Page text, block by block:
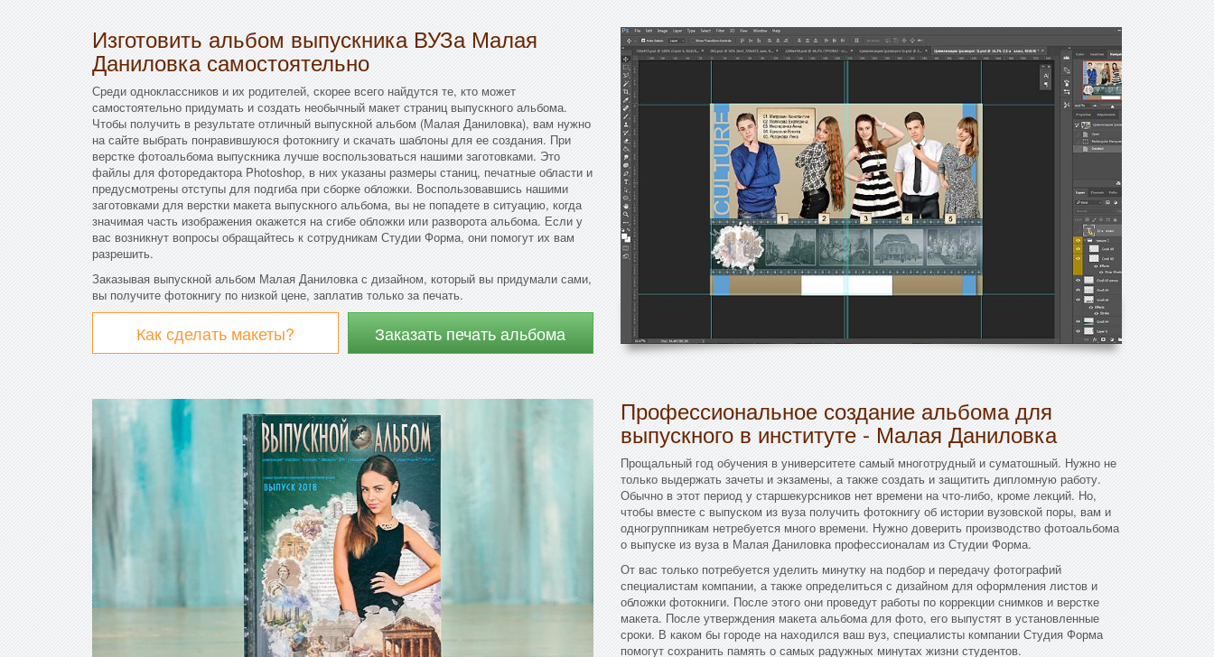
Изготовить альбом выпускника ВУЗа Малая
Даниловка самостоятельно
Среди одноклассников и их родителей, скорее всего найдутся те, кто может
самостоятельно придумать и создать необычный макет страниц выпускного альбома.
Чтобы получить в результате отличный выпускной альбом (Малая Даниловка), вам нужно
на сайте выбрать понравившуюся фотокнигу и скачать шаблоны для ее создания. При
верстке фотоальбома выпускника лучше воспользоваться нашими заготовками. Это
файлы для фоторедактора Photoshop, в них указаны размеры станиц, печатные области и
предусмотрены отступы для подгиба при сборке обложки. Воспользовавшись нашими
заготовками для верстки макета выпускного альбома, вы не попадете в ситуацию, когда
значимая часть изображения окажется на сгибе обложки или разворота альбома. Если у
вас возникнут вопросы обращайтесь к сотрудникам Студии Форма, они помогут их вам
разрешить.
Заказывая выпускной альбом Малая Даниловка с дизайном, который вы придумали сами,
вы получите фотокнигу по низкой цене, заплатив только за печать.
Как сделать макеты? Заказать печать альбома
Профессиональное создание альбома для
выпускного в институте - Малая Даниловка
Прощальный год обучения в университете самый многотрудный и суматошный. Нужно не
только выдержать зачеты и экзамены, а также создать и защитить дипломную работу.
Обычно в этот период у старшекурсников нет времени на что-либо, кроме лекций. Но,
чтобы вместе с выпуском из вуза получить фотокнигу об истории вузовской поры, вам и
одногруппникам нетребуется много времени. Нужно доверить производство фотоальбома
о выпуске из вуза в Малая Даниловка профессионалам из Студии Форма.
От вас только потребуется уделить минутку на подбор и передачу фотографий
специалистам компании, а также определиться с дизайном для оформления листов и
обложки фотокниги. После этого они проведут работы по коррекции снимков и верстке
макета. После утверждения макета альбома для фото, его выпустят в установленные
сроки. В каком бы городе на находился ваш вуз, специалисты компании Студия Форма
помогут сохранить память о самых радужных минутах жизни студентов.